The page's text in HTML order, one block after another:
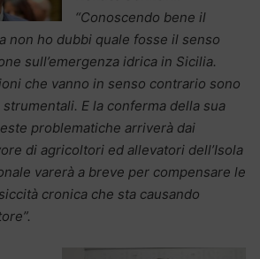
“Conoscendo bene il
non ho dubbi quale fosse il senso
sull’emergenza idrica in Sicilia.
che vanno in senso contrario sono
E la conferma della sua
problematiche arriverà dai
di agricoltori ed allevatori dell’Isola
varerà a breve per compensare le
cronica che sta causando